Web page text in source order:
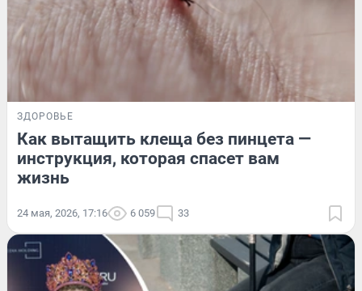
ЗДОРОВЬЕ
Как вытащить клеща без пинцета —
инструкция, которая спасет вам
жизнь
24 мая, 2026, 17:16 6 059 33